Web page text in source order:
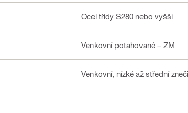
Ocel třídy S280 nebo vyšší
Venkovní potahované – ZM
Venkovní, nízké až střední